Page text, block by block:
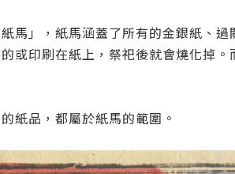
馬」，紙馬涵蓋了所有的金銀紙、
印刷在紙上，祭祀後就會燒化掉
紙品，都屬於紙馬的範圍。